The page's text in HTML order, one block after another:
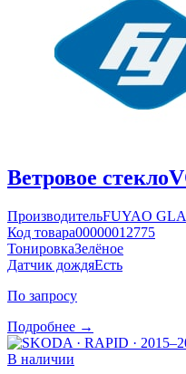
Ветровое стекло
ПроизводительFUYAO
Код товара00000012775
ТонировкаЗелёное
Датчик дождяЕсть
По запросу
Подробнее →
В наличии